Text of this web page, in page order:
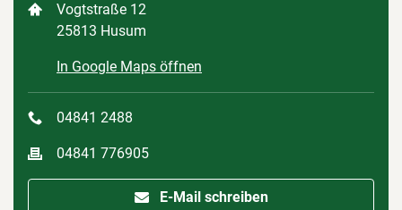
Vogtstraße 12
25813 Husum
In Google Maps öffnen
04841 2488
04841 776905
E-Mail schreiben